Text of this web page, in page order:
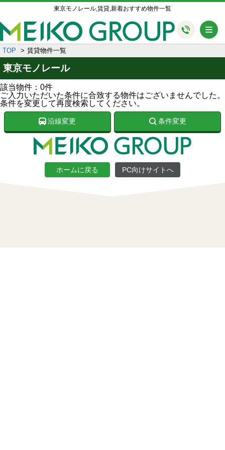
東京モノレール,賃貸,新着おすすめ物件一覧
TOP 賃貸物件一覧
東京モノレール
該当物件：0件
ご入力いただいた条件に合致する物件はございませんでした。
条件を変更して再度検索してください。
沿線変更 条件変更
ホームに戻る PC向けサイトへ